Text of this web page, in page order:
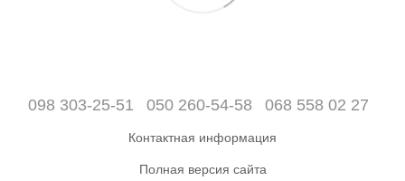
098 303-25-51 050 260-54-58 068 558 02 27
Контактная информация
Полная версия сайта